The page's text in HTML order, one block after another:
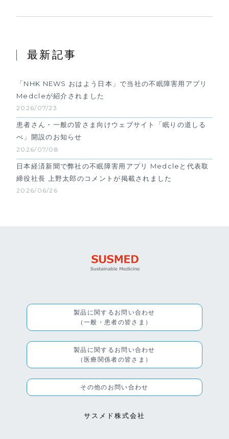
最新記事
2026/07/23
「NHK NEWS おはよう日本」で当社の不眠障害用アプリ
Medcleが紹介されました
2026/07/08
患者さん・一般の皆さま向けウェブサイト「眠りの道しる
べ」開設のお知らせ
2026/06/26
日本経済新聞で弊社の不眠障害用アプリ Medcleと代表取
締役社長 上野太郎のコメントが掲載されました
製品に関するお問い合わせ
（一般・患者の皆さま）
製品に関するお問い合わせ
（医療関係者の皆さま）
その他のお問い合わせ
サスメド株式会社